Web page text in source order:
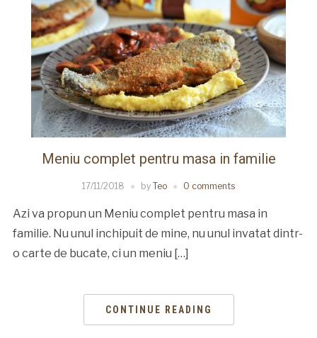
Meniu complet pentru masa in familie
17/11/2018 by Teo 0 comments
Azi va propun un Meniu complet pentru masa in
familie. Nu unul inchipuit de mine, nu unul invatat dintr-
o carte de bucate, ci un meniu […]
CONTINUE READING